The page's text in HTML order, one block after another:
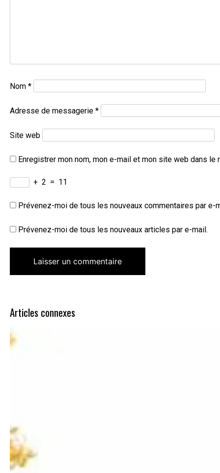
Nom *
Adresse de messagerie *
Site web
Enregistrer mon nom, mon e-mail et mon site web dans le
+ 2 = 11
Prévenez-moi de tous les nouveaux commentaires par e-
Prévenez-moi de tous les nouveaux articles par e-mail.
Articles connexes